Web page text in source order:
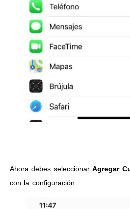
Ahora debes seleccionarAgregar
con la configuración.